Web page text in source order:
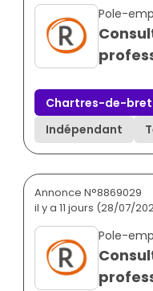
Pole-
Chartres-de-
Indépendant
Annonce N°8869029
il y a 11 jours (28/07/
Pole-